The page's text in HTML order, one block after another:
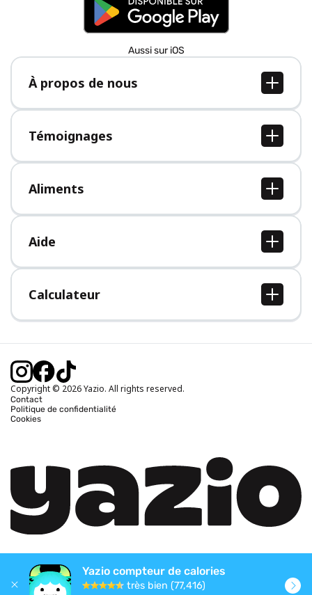
Aussi sur iOS
À propos de nous
À propos de nous
Postes
Presse
Témoignages
Tous les témoignages
Aliments
Tous les aliments
Aide
Centre d'aide
Calculateur
Calcul IMC
Calcul poids idéal
Calcul calories brûlées
Copyright © 2026 Yazio. All rights reserved.
Contact
Politique de confidentialité
Cookies
Yazio compteur de calories
très bien (77,416)